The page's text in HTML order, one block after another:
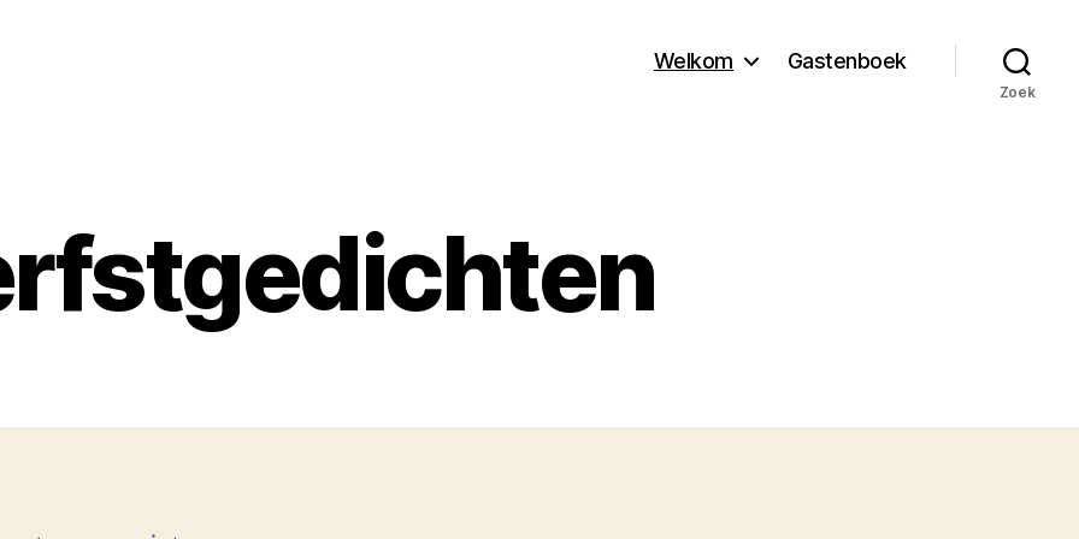
Welkom Gastenboek
Zoek